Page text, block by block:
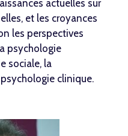
actuelles sur
et les croyances
les perspectives
psychologie
sociale, la
clinique.